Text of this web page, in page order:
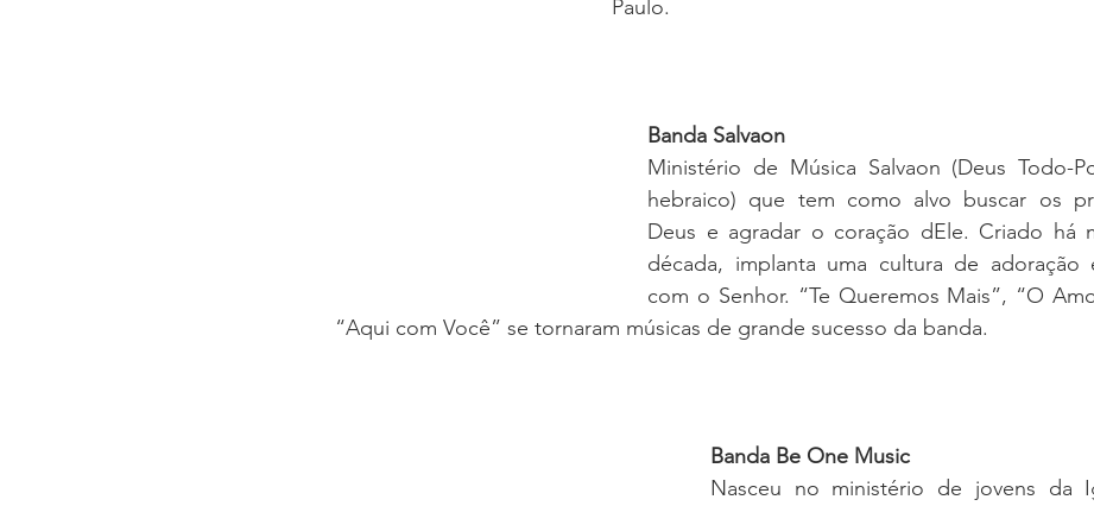
Paulo.
Banda Salvaon
Ministério de Música Salvaon (Deus Todo-
hebraico) que tem como alvo buscar os
Deus e agradar o coração dEle. Criado há
década, implanta uma cultura de adoração
com o Senhor. “Te Queremos Mais”, “O
“Aqui com Você” se tornaram músicas de grande sucesso da banda.
Banda Be One Music
Nasceu no ministério de jovens da